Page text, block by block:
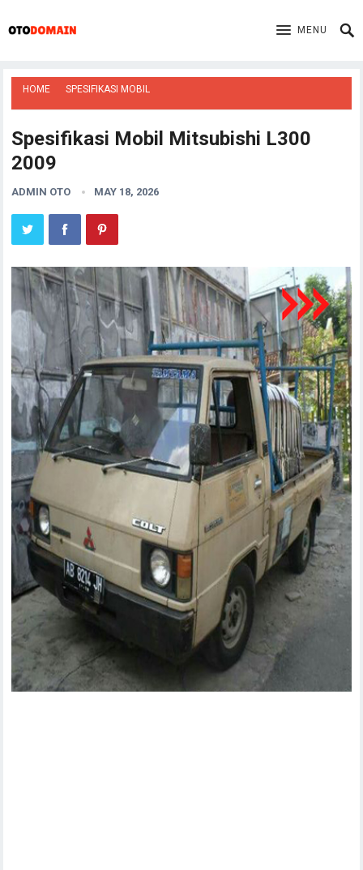
MENU
HOME SPESIFIKASI MOBIL
Spesifikasi Mobil Mitsubishi L300
2009
ADMIN OTO MAY 18, 2026